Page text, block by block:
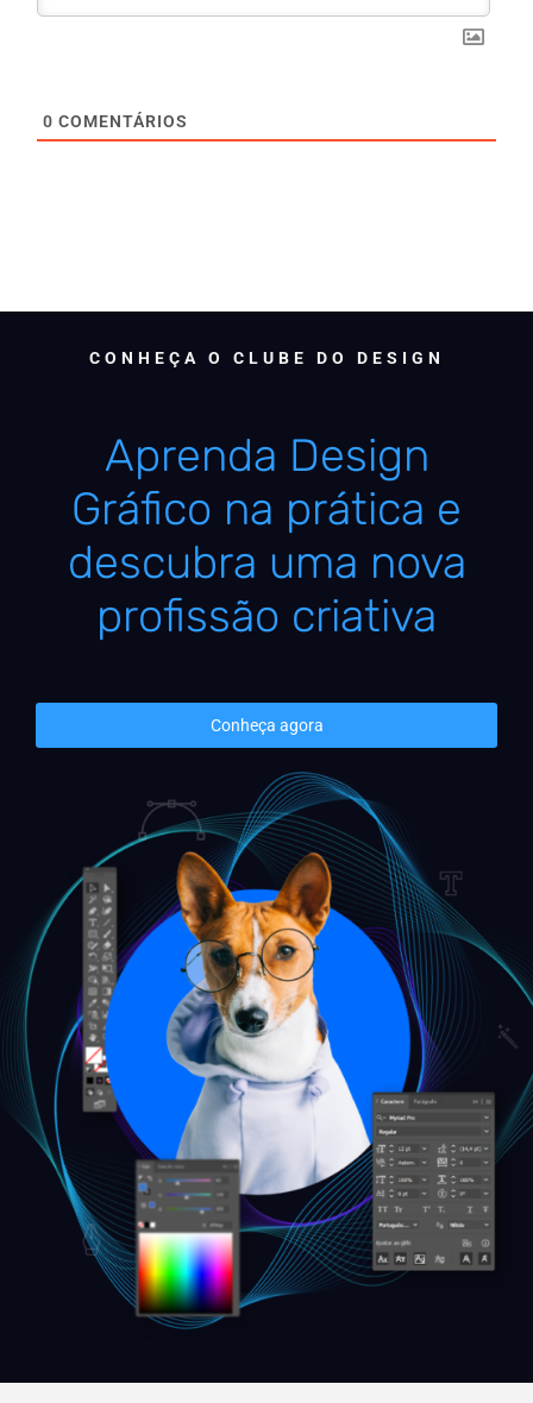
0 COMENTÁRIOS
CONHEÇA O CLUBE DO DESIGN
Aprenda Design
Gráfico na prática e
descubra uma nova
profissão criativa
Conheça agora